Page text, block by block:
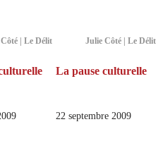
| Le Délit Julie Côté | Le Délit
La pause culturelle
22 septembre 2009